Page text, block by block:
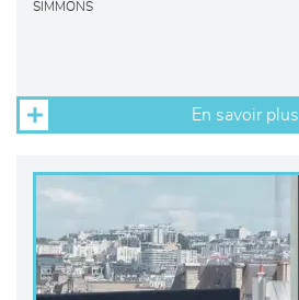
SIMMONS
En savoir plus